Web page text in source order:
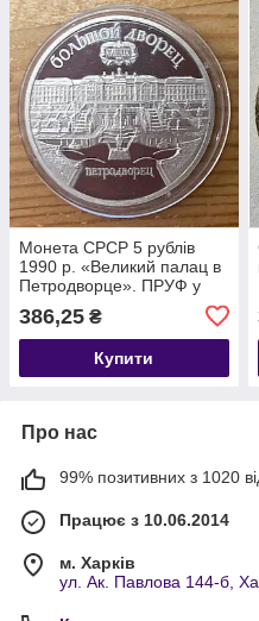
Монета СРСР 5 рублів
1990 р. «Великий палац в
Петродворце». ПРУФ у
386,25 ₴
Купити
Про нас
99% позитивних з 1020
Працює з 10.06.2014
м. Харків
ул. Ак. Павлова 144-б,